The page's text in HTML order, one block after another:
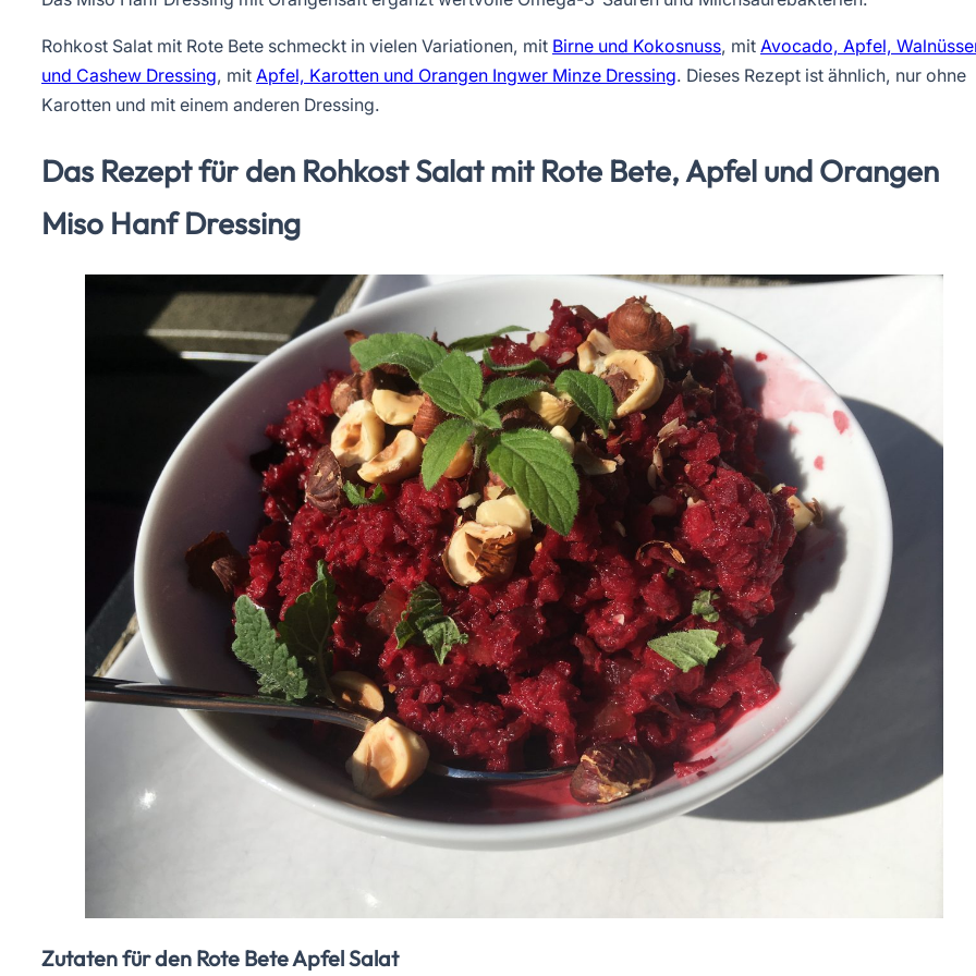
Rohkost Salat mit Rote Bete schmeckt in vielen Variationen, mit Birne und Kokosnuss, mit Avocado, Apfel,
und Cashew Dressing, mit Apfel, Karotten und Orangen Ingwer Minze Dressing. Dieses Rezept ist ähnlich, nur ohne
Karotten und mit einem anderen Dressing.
Das Rezept für den Rohkost Salat mit Rote Bete, Apfel und Orangen
Miso Hanf Dressing
Zutaten für den Rote Bete Apfel Salat